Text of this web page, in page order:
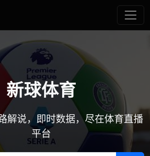
新球体育
解说，即时数据，尽在体育直播
平台